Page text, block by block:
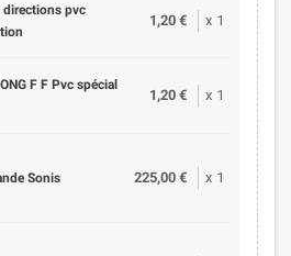
directions pvc
1,20 € x 1
F F Pvc spécial
1,20 € x 1
Sonis 225,00 € x 1